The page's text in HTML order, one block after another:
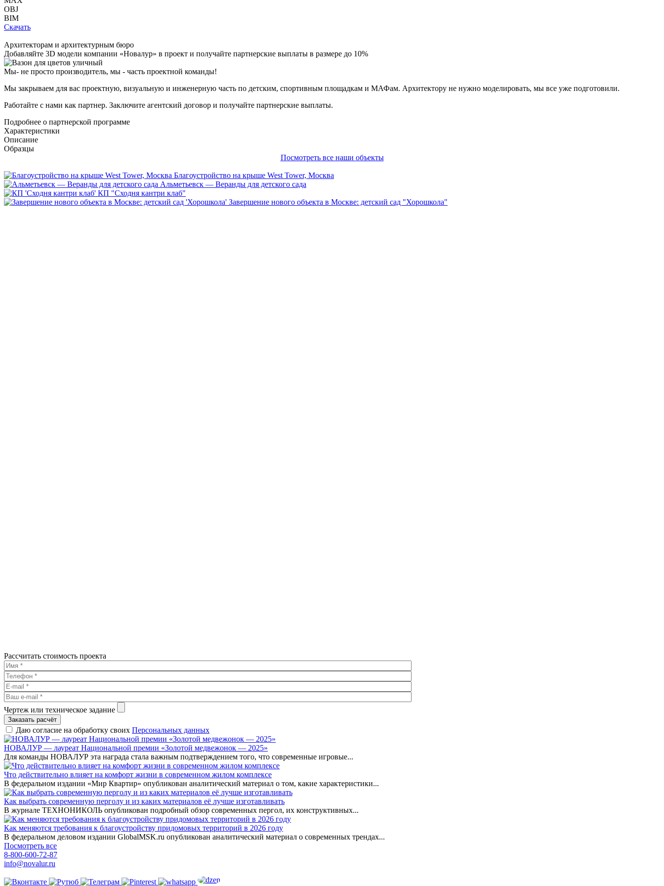
OBJ
BIM
Скачать
Архитекторам и архитектурным бюро
Добавляйте 3D модели компании «Новалур» в проект и получайте партнерские выплаты в размере до 10%
Мы- не просто производитель, мы - часть проектной команды!
Мы закрываем для вас проектную, визуальную и инженерную часть по детским, спортивным площадкам и МАФам. Архитектору не нужно моделировать, мы все уже подготовили.
Работайте с нами как партнер. Заключите агентский договор и получайте партнерские выплаты.
Подробнее о партнерской программе
Характеристики
Описание
Образцы
Посмотреть все наши объекты
Благоустройство на крыше West Tower, Москва
Альметьевск — Веранды для детского сада
КП "Сходня кантри клаб"
Завершение нового объекта в Москве: детский сад "Хорошкола"
Рассчитать стоимость проекта
Чертеж или техническое задание
Заказать расчёт
Даю согласие на обработку своих Персональных данных
НОВАЛУР — лауреат Национальной премии «Золотой медвежонок — 2025»
Для команды НОВАЛУР эта награда стала важным подтверждением того, что современные игровые...
Что действительно влияет на комфорт жизни в современном жилом комплексе
В федеральном издании «Мир Квартир» опубликован аналитический материал о том, какие характеристики...
Как выбрать современную перголу и из каких материалов её лучше изготавливать
В журнале ТЕХНОНИКОЛЬ опубликован подробный обзор современных пергол, их конструктивных...
Как меняются требования к благоустройству придомовых территорий в 2026 году
В федеральном деловом издании GlobalMSK.ru опубликован аналитический материал о современных трендах...
Посмотреть все
8-800-600-72-87
info@novalur.ru